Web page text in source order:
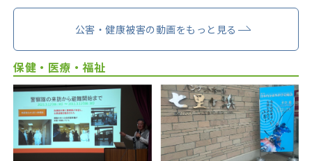
公害・健康被害の動画をもっと見る
保健・医療・福祉